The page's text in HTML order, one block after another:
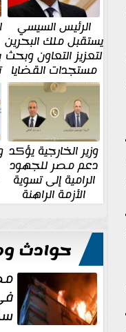
الرئيس السيسي
يستقبل ملك البحرين
لتعزيز التعاون وبحث
مستجدات القضايا
الإقليمية والدولية
وزير الخارجية يؤكد
دعم مصر للجهود
الرامية إلى تسوية
الأزمة الراهنة
حوادث